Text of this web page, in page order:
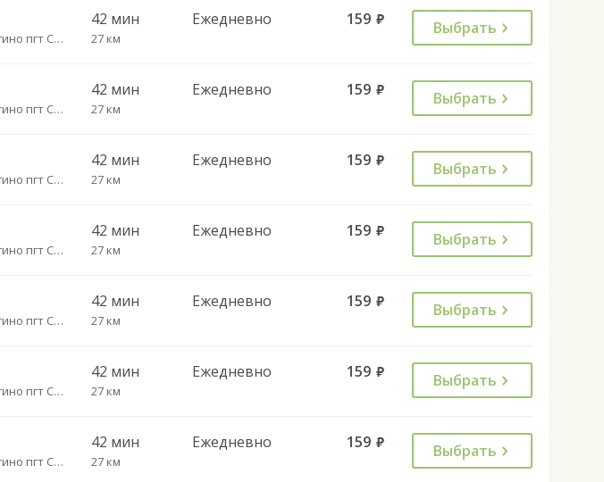
Мурыгино пгт Сады
42 мин
27 км
Ежедневно 159 руб. Выбрать
Мурыгино пгт Сады
42 мин
27 км
Ежедневно 159 руб. Выбрать
Мурыгино пгт Сады
42 мин
27 км
Ежедневно 159 руб. Выбрать
Мурыгино пгт Сады
42 мин
27 км
Ежедневно 159 руб. Выбрать
Мурыгино пгт Сады
42 мин
27 км
Ежедневно 159 руб. Выбрать
Мурыгино пгт Сады
42 мин
27 км
Ежедневно 159 руб. Выбрать
Мурыгино пгт Сады
42 мин
27 км
Ежедневно 159 руб. Выбрать